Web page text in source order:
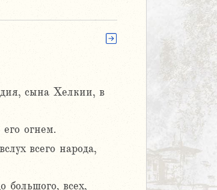
сына Хелкии, в
огнем.
всего народа,
большого, всех,